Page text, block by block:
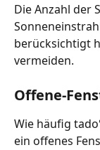
Die Anzahl der
berücksichtigt
vermeiden.
Offene-
Wie häufig
ein offenes